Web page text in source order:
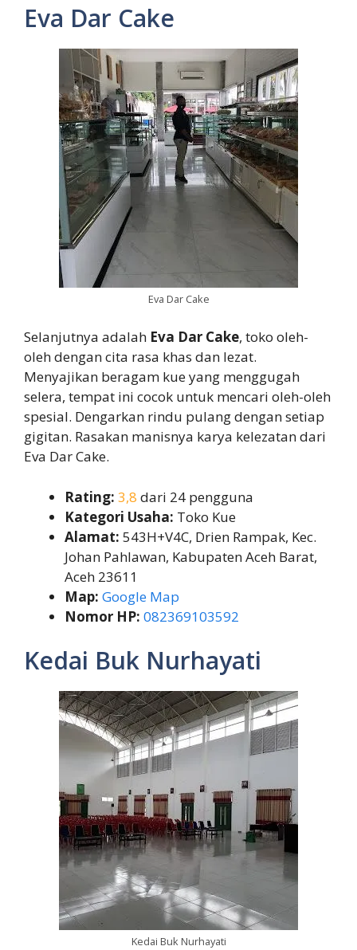
Eva Dar Cake
Eva Dar Cake
Selanjutnya adalah Eva Dar Cake, toko oleh-
oleh dengan cita rasa khas dan lezat.
Menyajikan beragam kue yang menggugah
selera, tempat ini cocok untuk mencari oleh-oleh
spesial. Dengarkan rindu pulang dengan setiap
gigitan. Rasakan manisnya karya kelezatan dari
Eva Dar Cake.
Rating: 3,8 dari 24 pengguna
Kategori Usaha: Toko Kue
Alamat: 543H+V4C, Drien Rampak, Kec.
Johan Pahlawan, Kabupaten Aceh Barat,
Aceh 23611
Map: Google Map
Nomor HP: 082369103592
Kedai Buk Nurhayati
Kedai Buk Nurhayati